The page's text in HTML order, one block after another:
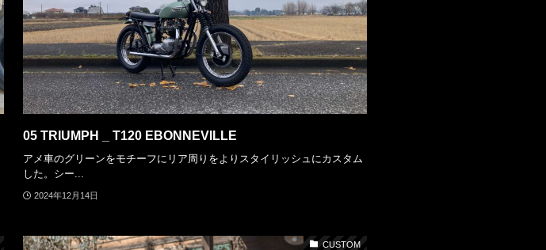
05 TRIUMPH _ T120 EBONNEVILLE
アメ車のグリーンをモチーフにリア周りをよりスタイリッシュにカスタム
した。シー...
2024年12月14日
CUSTOM